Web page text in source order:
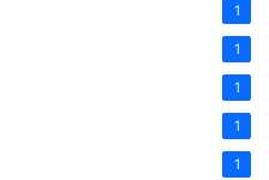
1
1
1
1
1